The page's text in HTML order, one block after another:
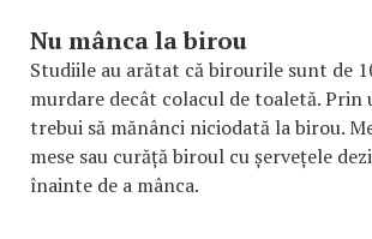
Nu mânca la birou
Studiile au arătat că birourile sunt de
murdare decât colacul de toaletă. Prin
trebui să mănânci niciodată la birou.
mese sau curăță biroul cu șervețele
înainte de a mânca.